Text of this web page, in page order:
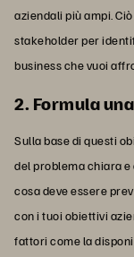
aziendali più ampi.
stakeholder per
business che vuoi
2. Formula
Sulla base di questi
del problema chiara
cosa deve essere
con i tuoi obiettivi
fattori come la